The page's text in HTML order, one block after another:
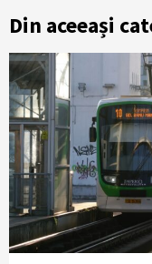
Din aceeași